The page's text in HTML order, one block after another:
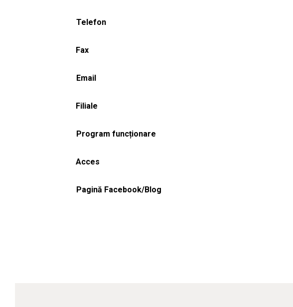
Telefon
Fax
Email
Filiale
Program funcționare
Acces
Pagină Facebook/Blog